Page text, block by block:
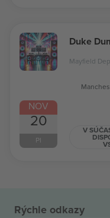
NOV
20
PI
Duke
Mayfield
V
Rýchle odkazy